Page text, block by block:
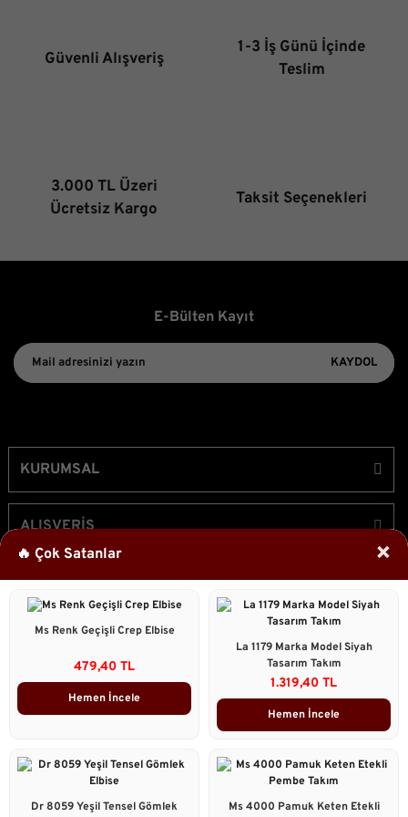
🔥 Çok Satanlar ×
Ms Renk Geçişli Crep Elbise
479,40 TL
Hemen İncele
La 1179 Marka Model Siyah
Tasarım Takım
1.319,40 TL
Hemen İncele
Dr 8059 Yeşil Tensel Gömlek
Ms 4000 Pamuk Keten Etekli
Ürün fiyatı diğer sitelerden daha pahalı.
Güvenli Alışveriş
1-3 İş Günü İçinde
Teslim
3.000 TL Üzeri
Ücretsiz Kargo
Taksit Seçenekleri
E-Bülten Kayıt
KAYDOL
KURUMSAL
ALIŞVERİŞ
ÜYELİK
Bizi Takip Edin!
Kredi kartı bilgileriniz 256bit SSL sertifikası ile korunmaktadır.
ideasoft
e-
ile